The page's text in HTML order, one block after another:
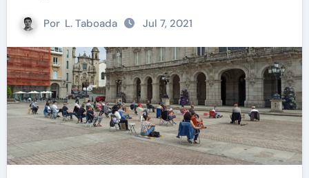
Por L. Taboada Jul 7, 2021